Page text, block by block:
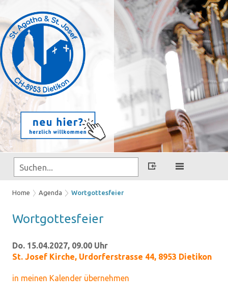
Home Agenda Wortgottesfeier
Wort­got­tes­fei­er
Do. 15.04.2027, 09.00 Uhr
St. Josef Kirche, Urdorferstrasse 44, 8953 Dietikon
in meinen Kalender übernehmen